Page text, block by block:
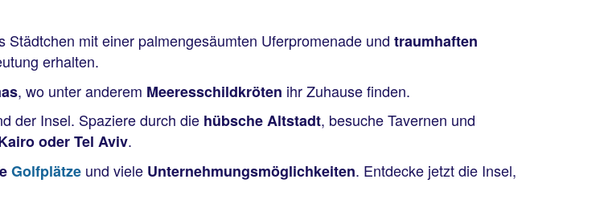
Städtchen mit einer palmengesäumten Uferpromenade und traumhaften
erhalten.
, wo unter anderem Meeresschildkröten ihr Zuhause finden.
der Insel. Spaziere durch die hübsche Altstadt, besuche Tavernen und
oder Tel Aviv.
Golfplätze und viele Unternehmungsmöglichkeiten. Entdecke jetzt die Insel,